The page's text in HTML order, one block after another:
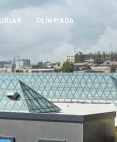
OLIMPIADA